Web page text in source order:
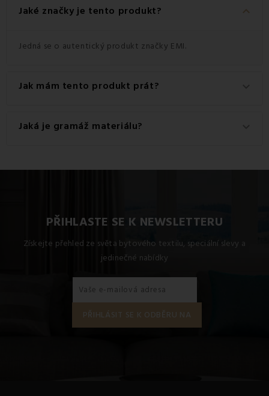
Jaké značky je tento produkt? keyboard_arrow_down
Jedná se o autentický produkt značky EMI.
Jak mám tento produkt prát?
Pro dosažení nejlepších výsledků doporučujeme tento
produkt prát na 60 °C.
Jaká je gramáž materiálu?
PŘIHLASTE SE K NEWSLETTERU
Získejte přehled ze světa bytového textilu, speciální slevy a
jedinečné nabídky